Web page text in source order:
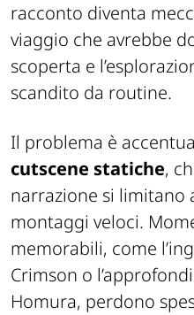
racconto diventa
viaggio che avrebbe
scoperta e
scandito da routine.
Il problema è
cutscene statiche,
narrazione si limitano
montaggi veloci.
memorabili, come
Crimson o
Homura, perdono